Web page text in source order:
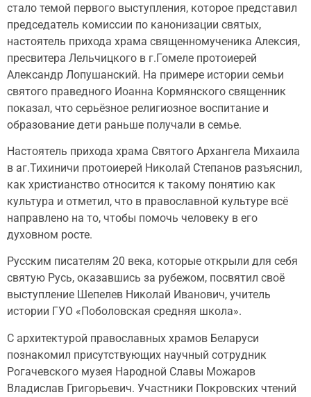
стало темой первого выступления, которое представил
председатель комиссии по канонизации святых,
настоятель прихода храма священномученика Алексия,
пресвитера Лельчицкого в г.Гомеле протоиерей
Александр Лопушанский. На примере истории семьи
святого праведного Иоанна Кормянского священник
показал, что серьёзное религиозное воспитание и
образование дети раньше получали в семье.
Настоятель прихода храма Святого Архангела Михаила
в аг.Тихиничи протоиерей Николай Степанов разъяснил,
как христианство относится к такому понятию как
культура и отметил, что в православной культуре всё
направлено на то, чтобы помочь человеку в его
духовном росте.
Русским писателям 20 века, которые открыли для себя
святую Русь, оказавшись за рубежом, посвятил своё
выступление Шепелев Николай Иванович, учитель
истории ГУО «Поболовская средняя школа».
С архитектурой православных храмов Беларуси
познакомил присутствующих научный сотрудник
Рогачевского музея Народной Славы Можаров
Владислав Григорьевич. Участники Покровских чтений